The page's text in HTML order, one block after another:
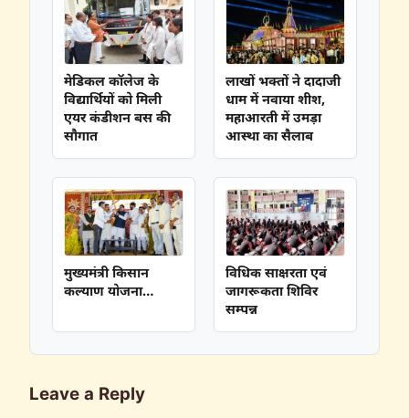
मेडिकल कॉलेज के
विद्यार्थियों को मिली
एयर कंडीशन बस की
सौगात
लाखों भक्तों ने दादाजी
धाम में नवाया शीश,
महाआरती में उमड़ा
आस्था का सैलाब
मुख्यमंत्री किसान
कल्याण योजना…
विधिक साक्षरता एवं
जागरूकता शिविर
सम्पन्न
Leave a Reply